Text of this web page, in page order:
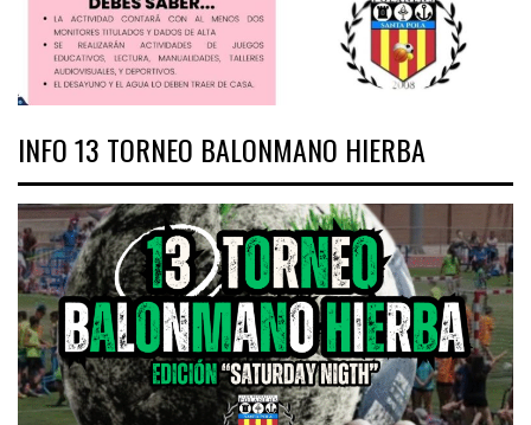
INFO 13 TORNEO BALONMANO HIERBA